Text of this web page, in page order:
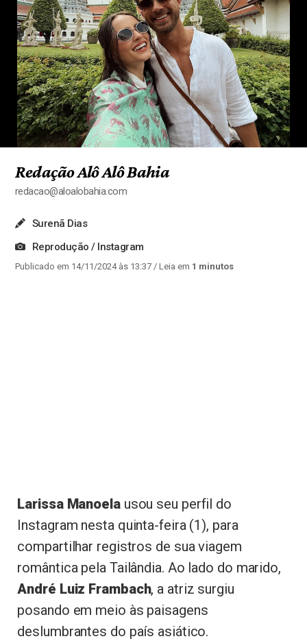
Redação Alô Alô Bahia
redacao@aloalobahia.com
Surenã Dias
Reprodução / Instagram
Publicado em 14/11/2024 às 13:37/ Leia em 1 minutos
Larissa Manoelausou seu perfil do
Instagram nesta quinta-feira (1), para
compartilhar registros de sua viagem
romântica pela Tailândia. Ao lado do marido,
André Luiz Frambach, a atriz surgiu
posando em meio às paisagens
deslumbrantes do país asiático.